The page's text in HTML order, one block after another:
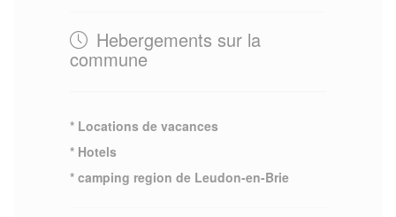
Hebergements sur la
commune
* Locations de vacances
* Hotels
* camping region de Leudon-en-Brie